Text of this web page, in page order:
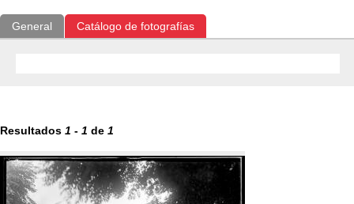
General Catálogo de fotografías
Resultados 1 - 1 de 1